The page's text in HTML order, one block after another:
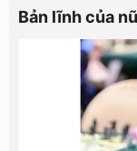
Bản lĩnh của